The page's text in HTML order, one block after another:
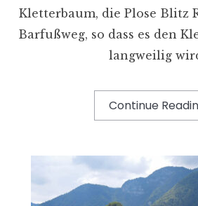
Kletterbaum, die Plose Blitz
Barfußweg, so dass es den
langweilig
Continue